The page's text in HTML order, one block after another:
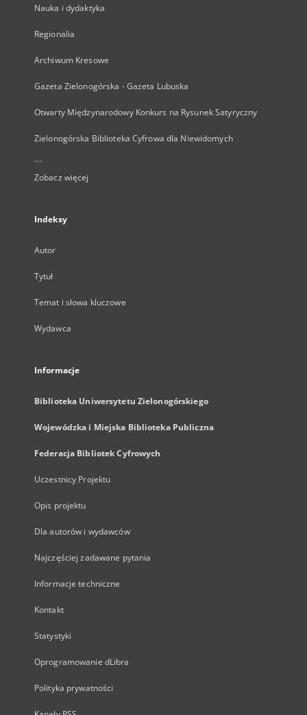
Nauka i dydaktyka
Regionalia
Archiwum Kresowe
Gazeta Zielonogórska - Gazeta Lubuska
Otwarty Międzynarodowy Konkurs na Rysunek Satyryczny
Zielonogórska Biblioteka Cyfrowa dla Niewidomych
...
Zobacz więcej
Indeksy
Autor
Tytuł
Temat i słowa kluczowe
Wydawca
Informacje
Biblioteka Uniwersytetu Zielonogórskiego
Wojewódzka i Miejska Biblioteka Publiczna
Federacja Bibliotek Cyfrowych
Uczestnicy Projektu
Opis projektu
Dla autorów i wydawców
Najczęściej zadawane pytania
Informacje techniczne
Kontakt
Statystyki
Oprogramowanie dLibra
Polityka prywatności